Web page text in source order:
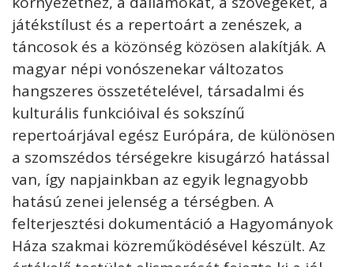
játékstílust és a repertoárt a zenészek, a
táncosok és a közönség közösen alakítják. A
magyar népi vonószenekar változatos
hangszeres összetételével, társadalmi és
kulturális funkcióival és sokszínű
repertoárjával egész Európára, de különösen
a szomszédos térségekre kisugárzó hatással
van, így napjainkban az egyik legnagyobb
hatású zenei jelenség a térségben. A
felterjesztési dokumentáció a Hagyományok
Háza szakmai közreműködésével készült. Az